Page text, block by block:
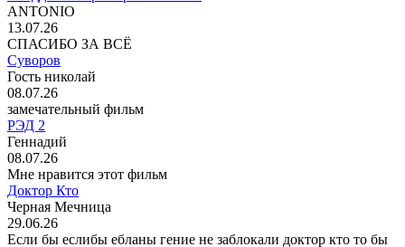
ANTONIO
13.07.26
СПАСИБО ЗА ВСЁ
Суворов
Гость николай
08.07.26
замечательный фильм
РЭД 2
Геннадий
08.07.26
Мне нравится этот фильм
Доктор Кто
Черная Мечница
29.06.26
Если бы еслибы ебланы гение не заблокали доктор кто то бы